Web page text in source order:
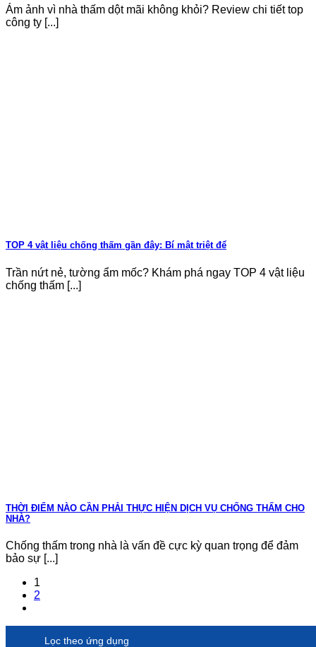
Ám ảnh vì nhà thấm dột mãi không khỏi? Review chi tiết top
công ty [...]
TOP 4 vật liệu chống thấm gần đây: Bí mật triệt để
Trần nứt nẻ, tường ẩm mốc? Khám phá ngay TOP 4 vật liệu
chống thấm [...]
THỜI ĐIỂM NÀO CẦN PHẢI THỰC HIỆN DỊCH VỤ CHỐNG THẤM CHO
NHÀ?
Chống thấm trong nhà là vấn đề cực kỳ quan trọng để đảm
bảo sự [...]
1
2
Lọc theo ứng dụng